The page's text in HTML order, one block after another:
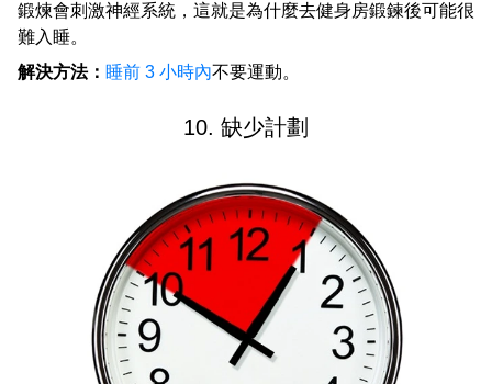
鍛煉會刺激神經系統，這就是為什麼去健身房鍛鍊後可能很
難入睡。
解決方法： 睡前 3 小時內不要運動。
10. 缺少計劃